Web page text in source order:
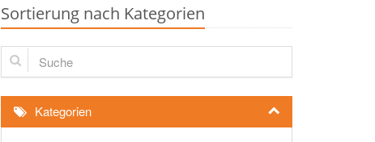
Sortierung nach Kategorien
Suche
Kategorien